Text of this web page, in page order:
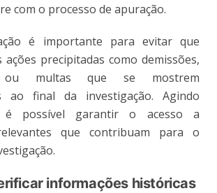
com o processo de apuração.
é importante para evitar que
ações precipitadas como demissões,
ou multas que se mostrem
ao final da investigação. Agindo
é possível garantir o acesso a
que contribuam para o
informações históricas